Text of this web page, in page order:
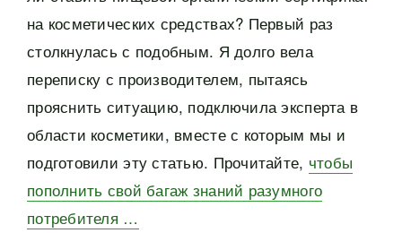
на косметических средствах? Первый раз
столкнулась с подобным. Я долго вела
переписку с производителем, пытаясь
прояснить ситуацию, подключила эксперта в
области косметики, вместе с которым мы и
подготовили эту статью. Прочитайте, чтобы
пополнить свой багаж знаний разумного
потребителя …